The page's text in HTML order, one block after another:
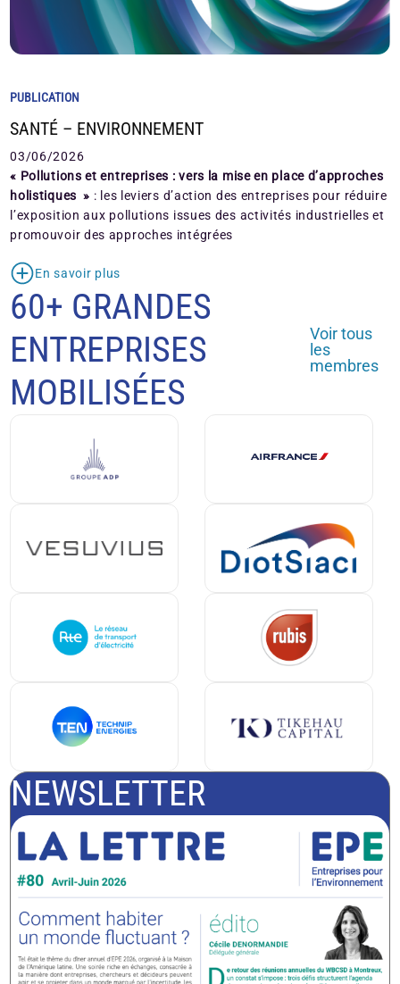
PUBLICATION
SANTÉ – ENVIRONNEMENT
03/06/2026
« Pollutions et entreprises : vers la mise en place d’approches
holistiques » : les leviers d’action des entreprises pour réduire
l’exposition aux pollutions issues des activités industrielles et
promouvoir des approches intégrées
En savoir plus
60+ GRANDES
ENTREPRISES
MOBILISÉES
Voir tous
les
membres
NEWSLETTER